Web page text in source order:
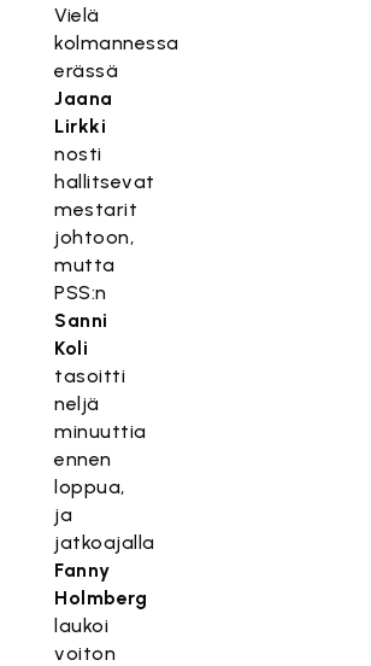
Vielä
kolmannessa
erässä
Jaana
Lirkki
nosti
hallitsevat
mestarit
johtoon,
mutta
PSS:n
Sanni
Koli
tasoitti
neljä
minuuttia
ennen
loppua,
ja
jatkoajalla
Fanny
Holmberg
laukoi
voiton